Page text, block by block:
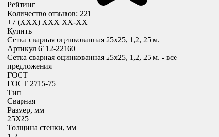
Рейтинг
Количество отзывов: 221
+7 (XXX) ХХХ ХХ-ХХ
Купить
Сетка сварная оцинкованная 25х25, 1,2, 25 м.
Артикул 6112-22160
Сетка сварная оцинкованная 25х25, 1,2, 25 м. - все
предложения
ГОСТ
ГОСТ 2715-75
Тип
Сварная
Размер, мм
25X25
Толщина стенки, мм